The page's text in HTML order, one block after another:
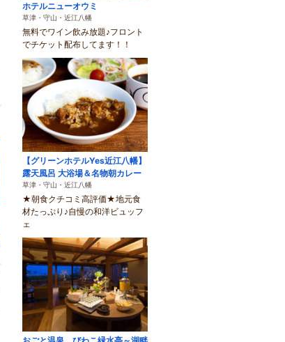
ホテルニューオウミ
草津・守山・近江八幡
無料でワイン飲み放題♪フロント
でチケット配布してます！！
【グリーンホテルYes近江八幡】
露天風呂 大浴場＆名物朝カレー
草津・守山・近江八幡
★朝食クチコミ高評価★地元食
材たっぷり♪自慢の和洋ビュッフ
ェ